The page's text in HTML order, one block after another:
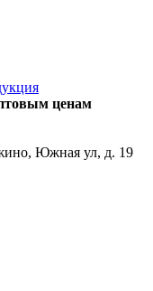
ценам
Южная ул, д. 19